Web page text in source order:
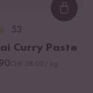
53
Curry Paste